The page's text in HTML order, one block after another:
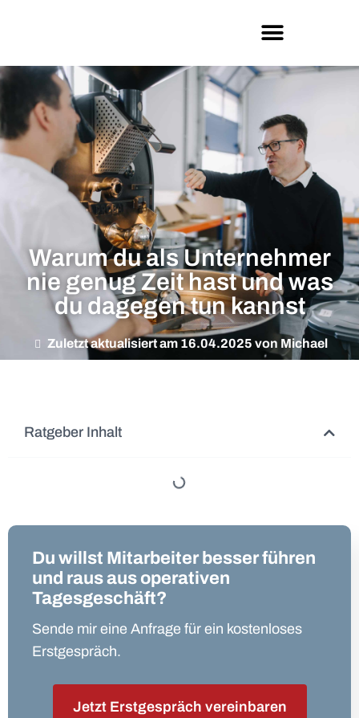
Warum du als Unternehmer
nie genug Zeit hast und was
du dagegen tun kannst
Zuletzt aktualisiert am 16.04.2025 von Michael
Ratgeber Inhalt
Du willst Mitarbeiter besser führen
und raus aus operativen
Tagesgeschäft?
Sende mir eine Anfrage für ein kostenloses
Erstgespräch.
Jetzt Erstgespräch vereinbaren